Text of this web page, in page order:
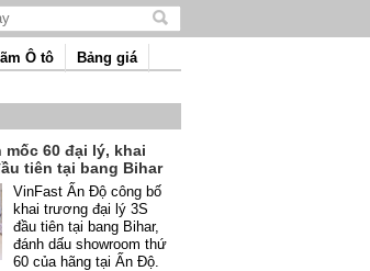
Tìm
nội
Ô tô
Bảng giá
60 đại lý, khai
tiên tại bang Bihar
VinFast Ấn Độ công bố
khai trương đại lý 3S
đầu tiên tại bang Bihar,
đánh dấu showroom thứ
60 của hãng tại Ấn Độ.